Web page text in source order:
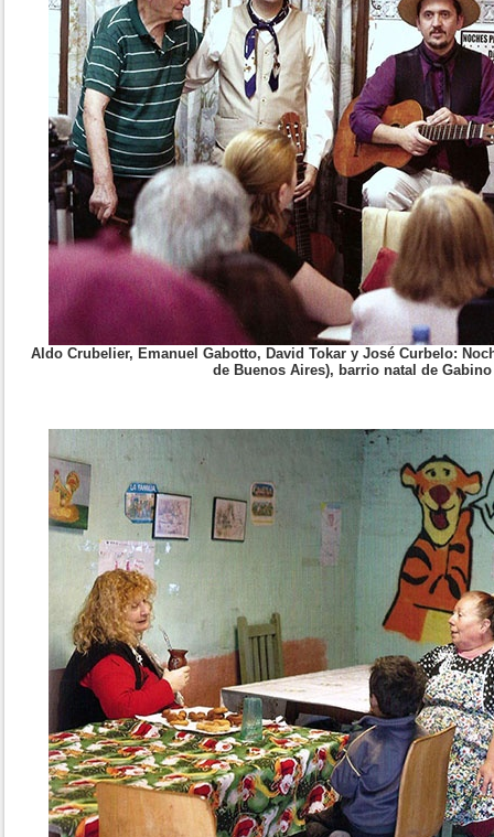
Aldo Crubelier, Emanuel Gabotto, David Tokar y José Curbelo:
de Buenos Aires), barrio natal de